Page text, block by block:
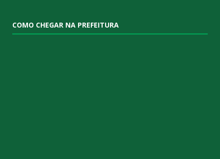
COMO CHEGAR NA PREFEITURA